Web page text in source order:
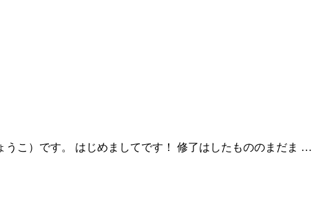
こ）です。 はじめましてです！ 修了はしたもののまだま …